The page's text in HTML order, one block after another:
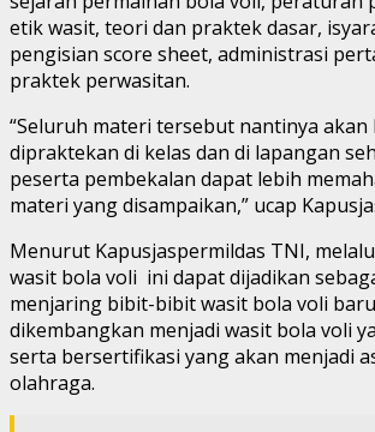
etik wasit, teori dan praktek dasar,
pengisian score sheet, administrasi
praktek perwasitan.
“Seluruh materi tersebut nantinya
dipraktekan di kelas dan di lapangan
peserta pembekalan dapat lebih
materi yang disampaikan,” ucap
Menurut Kapusjaspermildas TNI,
wasit bola voli ini dapat dijadikan
menjaring bibit-bibit wasit bola voli
dikembangkan menjadi wasit bola voli
serta bersertifikasi yang akan menjadi
olahraga.